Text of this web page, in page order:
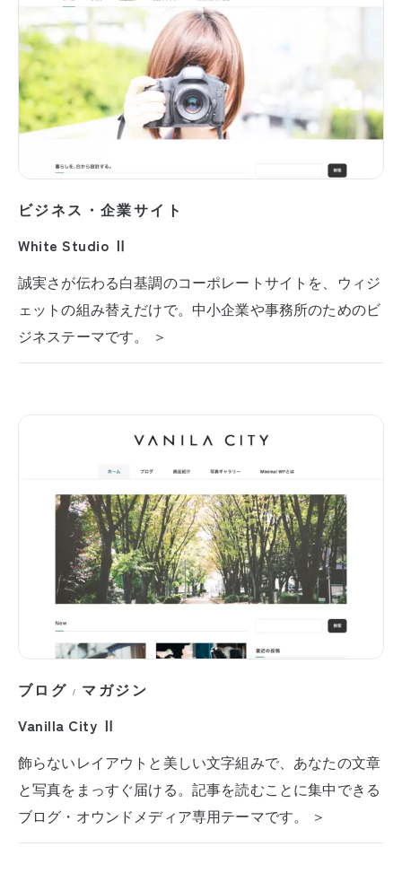
ビジネス・企業サイト
White Studio Ⅱ
誠実さが伝わる白基調のコーポレートサイトを、ウィジ
ェットの組み替えだけで。中小企業や事務所のためのビ
ジネステーマです。 ＞
ブログ / マガジン
Vanilla City Ⅱ
飾らないレイアウトと美しい文字組みで、あなたの文章
と写真をまっすぐ届ける。記事を読むことに集中できる
ブログ・オウンドメディア専用テーマです。 ＞